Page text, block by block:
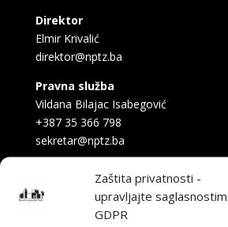
Zaštita privatnosti -
upravljajte
GDPR
Direktor
Elmir Krivalić
direktor@nptz.ba
Pravna služba
Vildana Bilajac Isabegović
+387 35 366 798
sekretar@nptz.ba
Umjetnički rukovodilac
drama@nptz.ba
Služba Tehnike